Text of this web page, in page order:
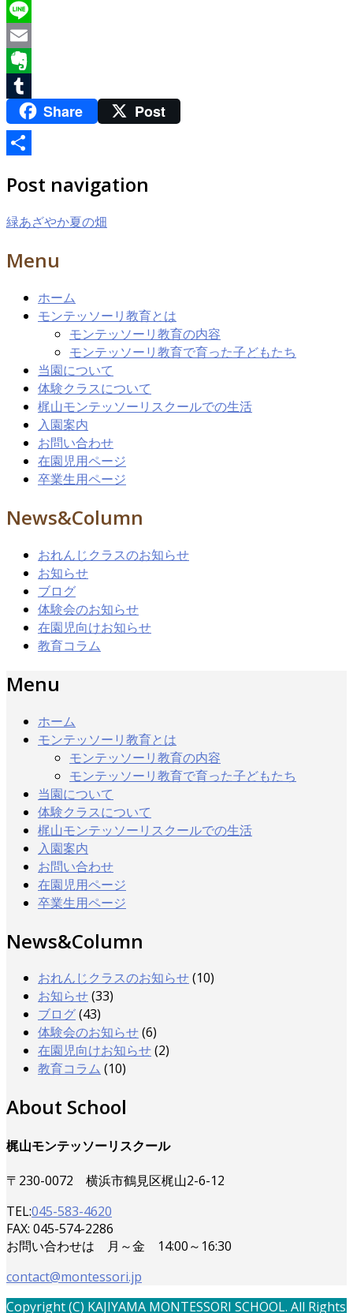
Twitter
Line
Email
Evernote
TumblrShare Post
有
Post navigation
緑あざやか夏の畑
Menu
ホーム
モンテッソーリ教育とは
モンテッソーリ教育の内容
モンテッソーリ教育で育った子どもたち
当園について
体験クラスについて
梶山モンテッソーリスクールでの生活
入園案内
お問い合わせ
在園児用ページ
卒業生用ページ
News&Column
おれんじクラスのお知らせ
お知らせ
ブログ
体験会のお知らせ
在園児向けお知らせ
教育コラム
Menu
ホーム
モンテッソーリ教育とは
モンテッソーリ教育の内容
モンテッソーリ教育で育った子どもたち
当園について
体験クラスについて
梶山モンテッソーリスクールでの生活
入園案内
お問い合わせ
在園児用ページ
卒業生用ページ
News&Column
おれんじクラスのお知らせ(10)
お知らせ(33)
ブログ(43)
体験会のお知らせ(6)
在園児向けお知らせ(2)
教育コラム (10)
About School
梶山モンテッソーリスクール
〒230-0072 横浜市鶴見区梶山2-6-12
TEL:045-583-4620
FAX: 045-574-2286
お問い合わせは 月～金 14:00～16:30
contact@montessori.jp
Copyright (C) KAJIYAMA MONTESSORI SCHOOL. All Rights